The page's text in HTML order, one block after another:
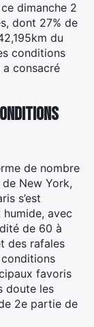
dimanche 2
dont 27% de
du
conditions
consacré
de nombre
New York,
s’est
avec
de 60 à
des rafales
favoris
doute les
2e partie de